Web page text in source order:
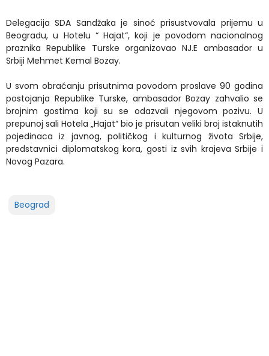
Delegacija SDA Sandžaka je sinoć prisustvovala prijemu u
Beogradu, u Hotelu “ Hajat“, koji je povodom nacionalnog
praznika Republike Turske organizovao NJ.E ambasador u
Srbiji Mehmet Kemal Bozay.
U svom obraćanju prisutnima povodom proslave 90 godina
postojanja Republike Turske, ambasador Bozay zahvalio se
brojnim gostima koji su se odazvali njegovom pozivu. U
prepunoj sali Hotela „Hajat“ bio je prisutan veliki broj istaknutih
pojedinaca iz javnog, političkog i kulturnog života Srbije,
predstavnici diplomatskog kora, gosti iz svih krajeva Srbije i
Novog Pazara.
Beograd